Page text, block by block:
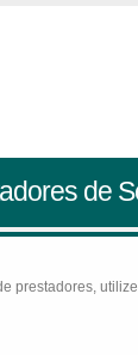
de
prestadores,